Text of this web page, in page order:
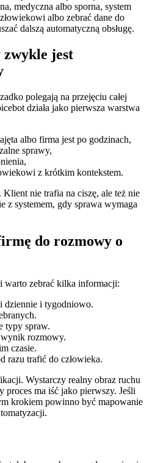
medyczna albo sporna, system
albo zebrać dane do
dalszą automatyczną obsługę.
jest
polegają na przejęciu całej
działa jako pierwsza warstwa
albo firma jest po godzinach,
sprawy,
z krótkim kontekstem.
nie trafia na ciszę, ale też nie
z systemem, gdy sprawa wymaga
do rozmowy o
warto zebrać kilka informacji:
dziennie i tygodniowo.
typy spraw.
wynik rozmowy.
czasie.
razu trafić do człowieka.
Wystarczy realny obraz ruchu
proces ma iść jako pierwszy. Jeśli
krokiem powinno być mapowanie